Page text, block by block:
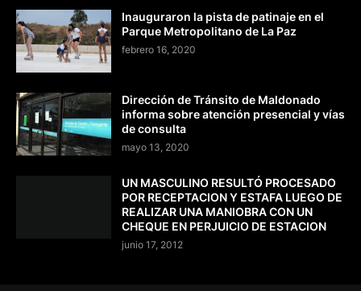
Inauguraron la pista de patinaje en el
Parque Metropolitano de La Paz
febrero 16, 2020
Dirección de Tránsito de Maldonado
informa sobre atención presencial y vías
de consulta
mayo 13, 2020
UN MASCULINO RESULTÓ PROCESADO
POR RECEPTACION Y ESTAFA LUEGO DE
REALIZAR UNA MANIOBRA CON UN
CHEQUE EN PERJUICIO DE ESTACION
junio 17, 2012